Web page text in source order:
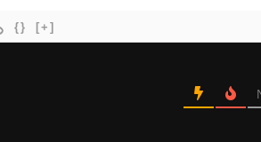
{} [+]